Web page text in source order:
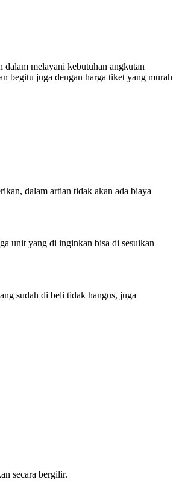
melayani kebutuhan angkutan
begitu juga dengan harga tiket yang murah
dalam artian tidak akan ada biaya
unit yang di inginkan bisa di sesuikan
sudah di beli tidak hangus, juga
secara bergilir.